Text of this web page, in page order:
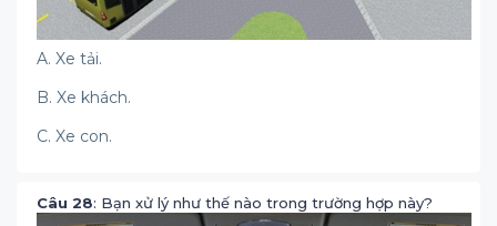
A. Xe tải.
B. Xe khách.
C. Xe con.
Câu 28: Bạn xử lý như thế nào trong trường hợp này?